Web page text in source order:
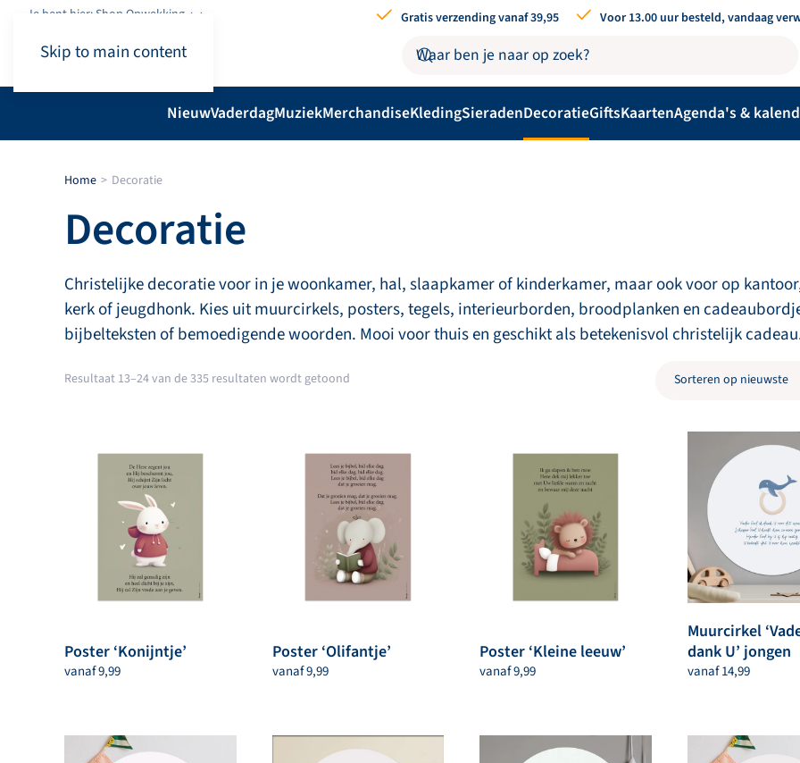
Skip to main content
Je bent hier: Shop.Opwekking Gratis verzending vanaf 39,95 Voor 13.00 uur besteld, vandaag
NieuwVaderdagMuziekMerchandiseKledingSieradenDecoratieGiftsKaartenAgenda's &
Home Decoratie
Decoratie
Christelijke decoratie voor in je woonkamer, hal, slaapkamer of kinderkamer, maar ook voor op
kerk of jeugdhonk. Kies uit muurcirkels, posters, tegels, interieurborden, broodplanken en
bijbelteksten of bemoedigende woorden. Mooi voor thuis en geschikt als betekenisvol christelijk
Resultaat 13–24 van de 335 resultaten wordt getoond
Poster ‘Konijntje’
vanaf9,99
Poster ‘Olifantje’
vanaf9,99
Poster ‘Kleine leeuw’
vanaf9,99
Muurcirkel
dank U’ jongen
vanaf 14,99